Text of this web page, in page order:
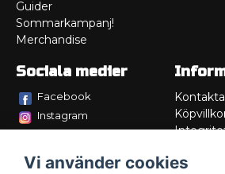
Guider
Sommarkampanj!
Merchandise
Sociala medier
Facebook
Instagram
Service/
Vi använder cookies